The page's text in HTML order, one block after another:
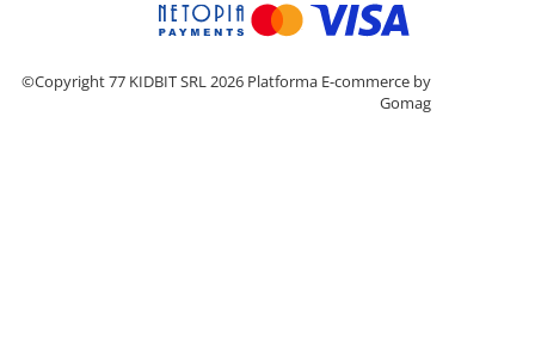
©Copyright 77 KIDBIT SRL 2026 Platforma E-commerce by
Gomag